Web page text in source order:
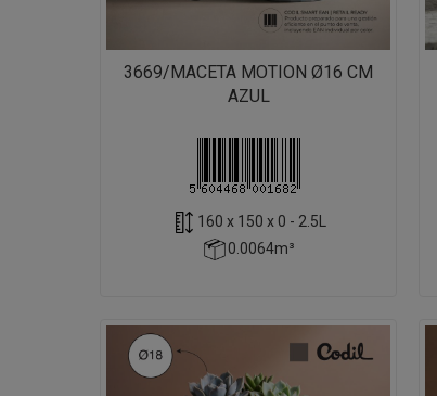
3669/MACETA MOTION Ø16 CM
AZUL
160 x 150 x 0 - 2.5L
0.0064m³